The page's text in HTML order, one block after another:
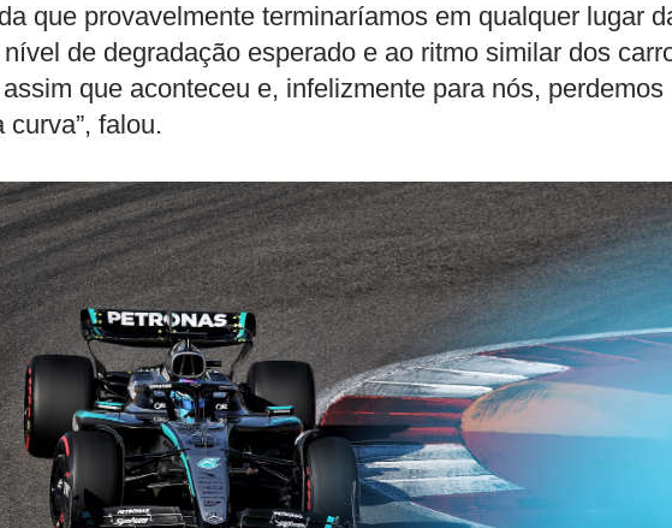
que provavelmente terminaríamos em qualquer lugar
de degradação esperado e ao ritmo similar dos
que aconteceu e, infelizmente para nós, perdemos
falou.